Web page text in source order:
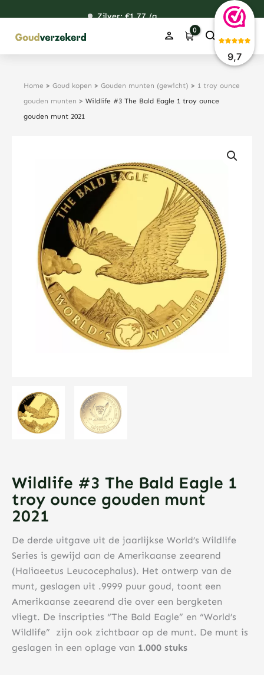
9,7
inhoud
120,50
Zilver: €1,77/g
48,99
38,14
Home > Goud kopen > Gouden munten (gewicht) > 1 troy ounce
gouden munten > Wildlife #3 The Bald Eagle 1 troy ounce
gouden munt 2021
Wildlife #3 The Bald Eagle 1
troy ounce gouden munt
2021
De derde uitgave uit de jaarlijkse World’s Wildlife
Series is gewijd aan de Amerikaanse zeearend
(Haliaeetus Leucocephalus). Het ontwerp van de
munt, geslagen uit .9999 puur goud, toont een
Amerikaanse zeearend die over een bergketen
vliegt. De inscripties “The Bald Eagle” en “World’s
Wildlife” zijn ook zichtbaar op de munt. De munt is
geslagen in een oplage van 1.000 stuks